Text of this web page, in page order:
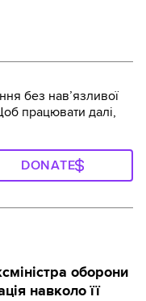
без навʼязливої
працювати далі,
DONATE
оборони
навколо її